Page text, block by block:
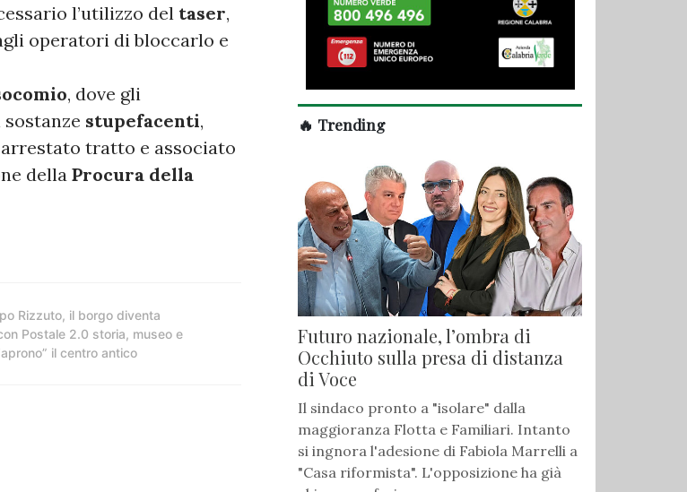
l’utilizzo del taser,
operatori di bloccarlo e
, dove gli
stupefacenti,
tratto e associato
della Procura della
Rizzuto, il borgo diventa
Postale 2.0 storia, museo e
il centro antico
🔥 Trending
Futuro nazionale, l’ombra di
Occhiuto sulla presa di distanza
di Voce
Il sindaco pronto a "isolare" dalla
maggioranza Flotta e Familiari. Intanto
si ingnora l'adesione di Fabiola Marrelli a
"Casa riformista". L'opposizione ha già